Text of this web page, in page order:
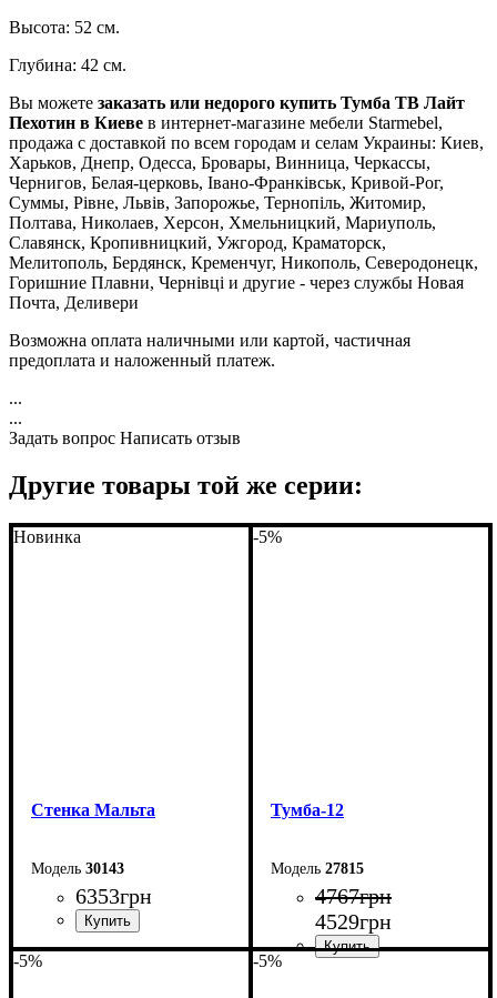
Высота: 52 см.
Глубина: 42 см.
Вы можете заказать или недорого купить Тумба ТВ Лайт
Пехотин в Киеве в интернет-магазине мебели Starmebel,
продажа с доставкой по всем городам и селам Украины: Киев,
Харьков, Днепр, Одесса, Бровары, Винница, Черкассы,
Чернигов, Белая-церковь, Івано-Франківськ, Кривой-Рог,
Суммы, Рівне, Львів, Запорожье, Тернопіль, Житомир,
Полтава, Николаев, Херсон, Хмельницкий, Мариуполь,
Славянск, Кропивницкий, Ужгород, Краматорск,
Мелитополь, Бердянск, Кременчуг, Никополь, Северодонецк,
Горишние Плавни, Чернівці и другие - через службы Новая
Почта, Деливери
Возможна оплата наличными или картой, частичная
предоплата и наложенный платеж.
...
...
Задать вопрос Написать отзыв
Другие товары той же серии:
Новинка
Стенка Мальта
30143
6353грн
-5%
Тумба-12
27815
4767грн
4529грн
-5% -5%